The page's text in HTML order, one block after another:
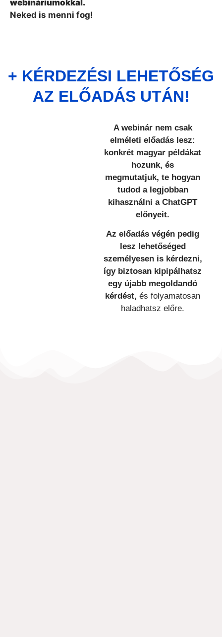
webináriumokkal.
Neked is menni fog!
+ KÉRDEZÉSI LEHETŐSÉG
AZ ELŐADÁS UTÁN!
A webinár nem csak
elméleti előadás lesz:
konkrét magyar példákat
hozunk, és
megmutatjuk, te hogyan
tudod a legjobban
kihasználni a ChatGPT
előnyeit.
Az előadás végén pedig
lesz lehetőséged
személyesen is kérdezni,
ígybiztosan kipipálhatsz
egy újabb megoldandó
kérdést,és folyamatosan
haladhatsz előre.